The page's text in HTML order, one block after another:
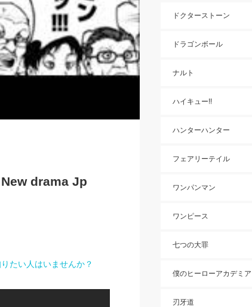
New drama Jp
たい人はいませんか？
ドクターストーン
ドラゴンボール
ナルト
ハイキュー!!
ハンターハンター
フェアリーテイル
ワンパンマン
ワンピース
七つの大罪
僕のヒーローアカデミア
刃牙道